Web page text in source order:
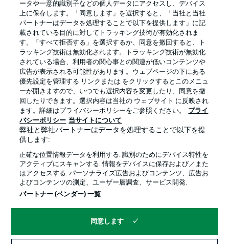
プライバシー・ポリシー 優先設定を管理する
利用条件 放送局
求人 選手
当サイトについて
© 2026 Bundesliga-Gruppe GmbH
言語をお選びください
ータや一意的識別子などの個人データにアクセスし、デバイス
上に保存します。「同意します」を選択すると、「当社と当社
パートナーはデータを処理することで以下を提供します」に記
載されている目的に対してトラッキング技術が有効化されま
す。「すべて拒否する」を選択するか、同意を撤回すると、ト
ラッキング技術は無効化されます。トラッキング技術が無効化
されている場合、利用者の関心事との関連が低いコンテンツや
広告が表示される可能性があります。ウェブページの下にある
優先設定を管理する リンクまたは をクリックするとこのメニュ
ーが開きますので、いつでも選択内容を変更したり、同意を撤
回したりできます。選択内容は当社の ウェブサイト に反映され
ます。詳細はプライバシーポリシーをご参照ください。
プライ
バシーポリシー 当サイトについて
弊社と弊社パートナーはデータを処理することで以下を提
供します:
正確な位置情報データを利用する. 識別のためにデバイス特性を
アクティブにスキャンする. 情報をデバイスに保存および／また
はアクセスする. パーソナライズ広告およびコンテンツ、広告お
よびコンテンツの測定、ユーザー層調査、サービス開発.
パートナー (ベンダー) 一覧
同意します